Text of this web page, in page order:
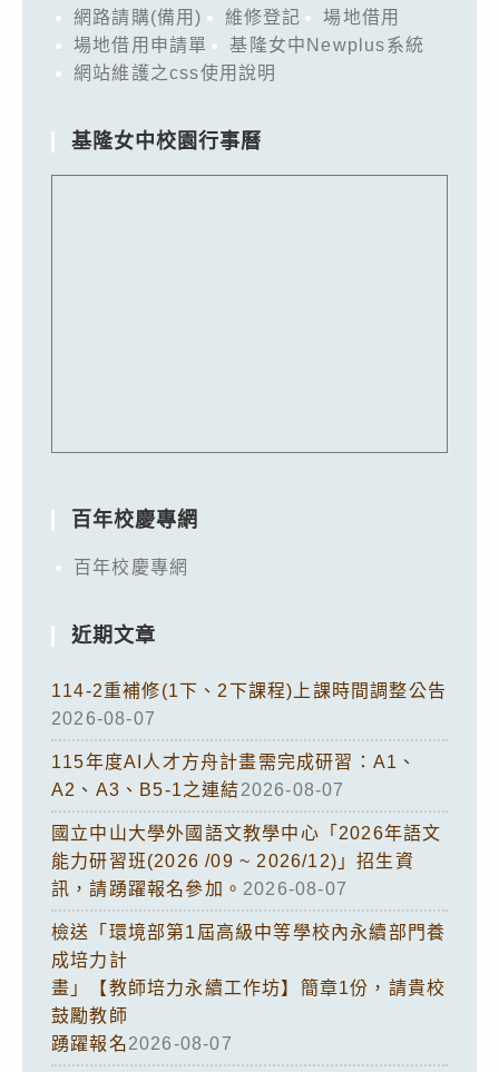
網路請購(備用)
維修登記
場地借用
場地借用申請單
基隆女中Newplus系統
網站維護之css使用說明
基隆女中校園行事曆
百年校慶專網
百年校慶專網
近期文章
114-2重補修(1下、2下課程)上課時間調整公告
2026-08-07
115年度AI人才方舟計畫需完成研習：A1、
A2、A3、B5-1之連結2026-08-07
國立中山大學外國語文教學中心「2026年語文
能力研習班(2026 /09 ~ 2026/12)」招生資
訊，請踴躍報名參加。 2026-08-07
檢送「環境部第1屆高級中等學校內永續部門養
成培力計
畫」【教師培力永續工作坊】簡章1份，請貴校
鼓勵教師
踴躍報名2026-08-07